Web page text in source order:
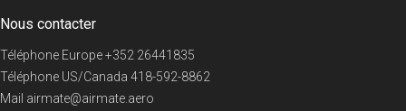
Nous contacter
Téléphone Europe+352 26441835
Téléphone US/Canada 418-592-8862
Mail airmate@airmate.aero